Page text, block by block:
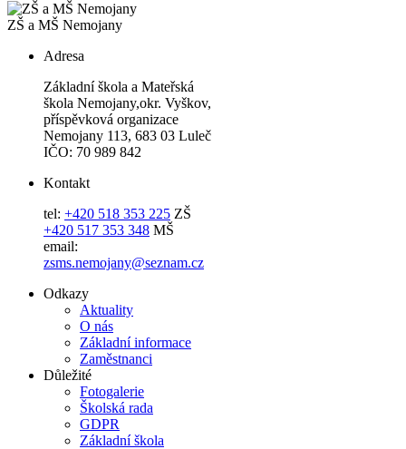
ZŠ a MŠ Nemojany
Adresa
Základní škola a Mateřská
škola Nemojany,okr. Vyškov,
příspěvková organizace
Nemojany 113, 683 03 Luleč
IČO: 70 989 842
Kontakt
tel: +420 518 353 225 ZŠ
+420 517 353 348 MŠ
email:
zsms.nemojany@seznam.cz
Odkazy
Aktuality
O nás
Základní informace
Zaměstnanci
Důležité
Fotogalerie
Školská rada
GDPR
Základní škola